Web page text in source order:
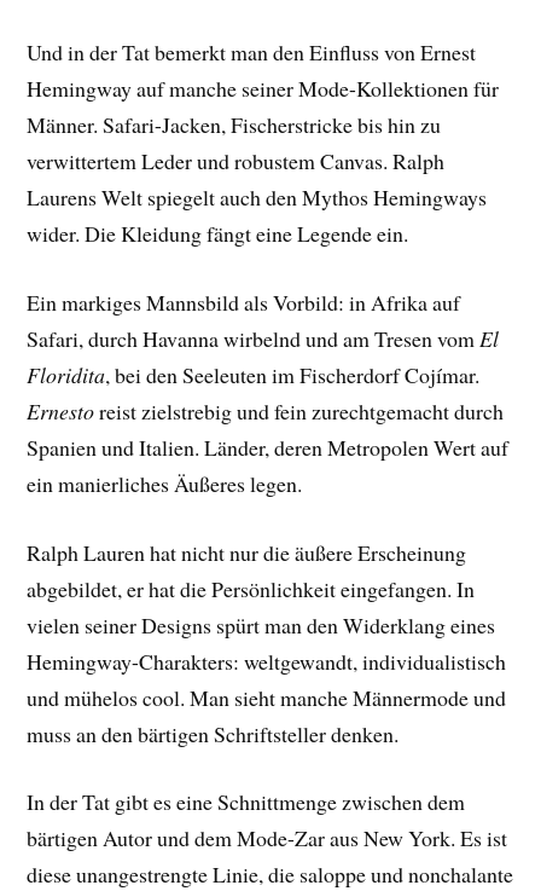
Und in der Tat bemerkt man den Einfluss von Ernest
Hemingway auf manche seiner Mode-Kollektionen für
Männer. Safari-Jacken, Fischerstricke bis hin zu
verwittertem Leder und robustem Canvas. Ralph
Laurens Welt spiegelt auch den Mythos Hemingways
wider. Die Kleidung fängt eine Legende ein.
Ein markiges Mannsbild als Vorbild: in Afrika auf
Safari, durch Havanna wirbelnd und am Tresen vomEl
Floridita, bei den Seeleuten im Fischerdorf Cojímar.
Ernestoreist zielstrebig und fein zurechtgemacht durch
Spanien und Italien. Länder, deren Metropolen Wert auf
ein manierliches Äußeres legen.
Ralph Lauren hat nicht nur die äußere Erscheinung
abgebildet, er hat die Persönlichkeit eingefangen. In
vielen seiner Designs spürt man den Widerklang eines
Hemingway-Charakters: weltgewandt, individualistisch
und mühelos cool. Man sieht manche Männermode und
muss an den bärtigen Schriftsteller denken.
In der Tat gibt es eine Schnittmenge zwischen dem
bärtigen Autor und dem Mode-Zar aus New York. Es ist
diese unangestrengte Linie, die saloppe und nonchalante